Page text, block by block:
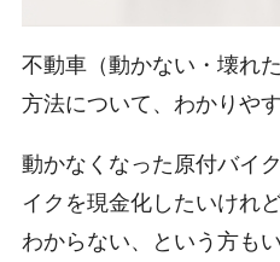
不動車（動かない・壊れ
方法について、わかりや
動かなくなった原付バイ
イクを現金化したいけれ
わからない、という方も